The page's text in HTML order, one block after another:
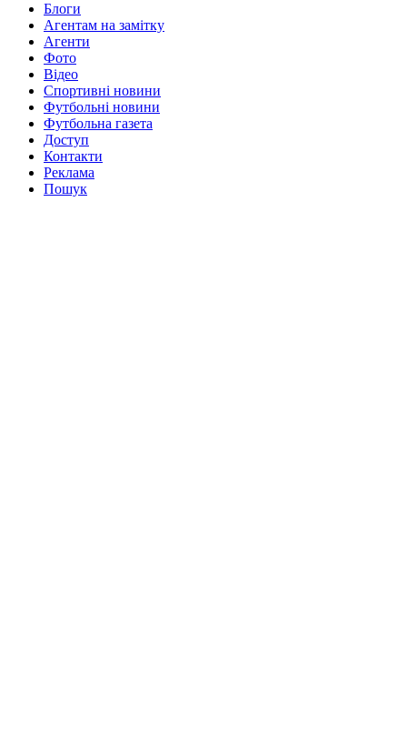
Блоги
Агентам на замітку
Агенти
Фото
Відео
Спортивні новини
Футбольні новини
Футбольна газета
Доступ
Контакти
Реклама
Пошук